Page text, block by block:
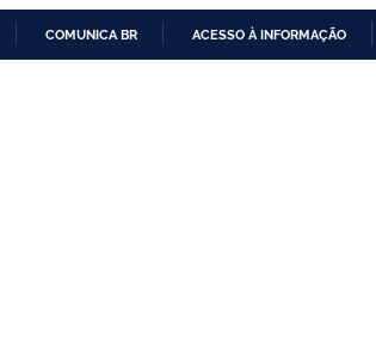
COMUNICA BR ACESSO À INFORMAÇÃO